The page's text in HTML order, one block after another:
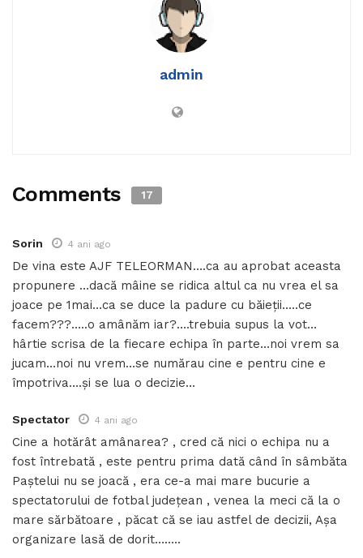
admin
Comments 17
Sorin 4 ani ago
De vina este AJF TELEORMAN….ca au aprobat aceasta
propunere …dacă mâine se ridica altul ca nu vrea el sa
joace pe 1mai…ca se duce la padure cu băieții…..ce
facem???…..o amânăm iar?….trebuia supus la vot…
hârtie scrisa de la fiecare echipa în parte…noi vrem sa
jucam…noi nu vrem…se numărau cine e pentru cine e
împotriva….și se lua o decizie…
Spectator 4 ani ago
Cine a hotărât amânarea? , cred că nici o echipa nu a
fost întrebată , este pentru prima dată când în sâmbăta
Paștelui nu se joacă , era ce-a mai mare bucurie a
spectatorului de fotbal județean , venea la meci că la o
mare sărbătoare , păcat că se iau astfel de decizii, Așa
organizare lasă de dorit……..